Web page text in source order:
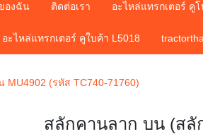
องฉัน ติดต่อเรา อะไหล่แทรกเตอร์ คู
อะไหล่แทรกเตอร์ คูใบค้า L5018
MU4902 (รหัส TC740-71760)
สลักคานลาก บน (สลั